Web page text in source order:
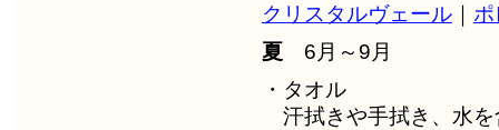
クリスタルヴェール ｜
夏 6月～9月
・タオル
汗拭きや手拭き、水を